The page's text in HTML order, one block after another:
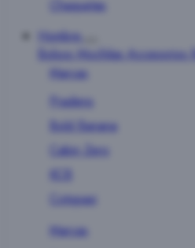
Chaquetas
Hombre
Bolsos Mochilas Accesorios
Marcas
Pradens
Bold Banana
Cabin Zero
Cotopaxi
Marcas